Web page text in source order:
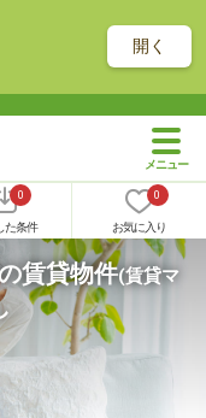
開く
0
た条件
0
お気に入り
賃貸物件(賃貸マ